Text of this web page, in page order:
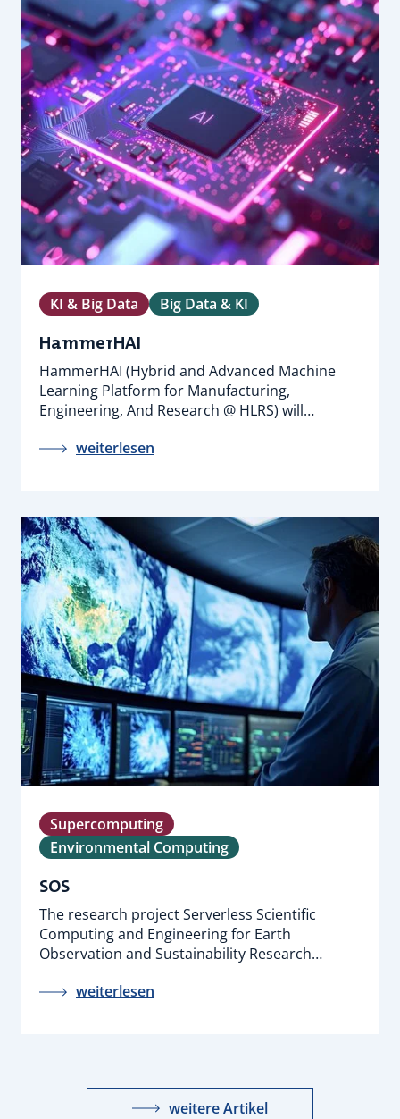
KI & Big Data Big Data & KI
HammerHAI
HammerHAI (Hybrid and Advanced Machine
Learning Platform for Manufacturing,
Engineering, And Research @ HLRS) will…
weiterlesen
Supercomputing
Environmental Computing
SOS
The research project Serverless Scientific
Computing and Engineering for Earth
Observation and Sustainability Research…
weiterlesen
weitere Artikel